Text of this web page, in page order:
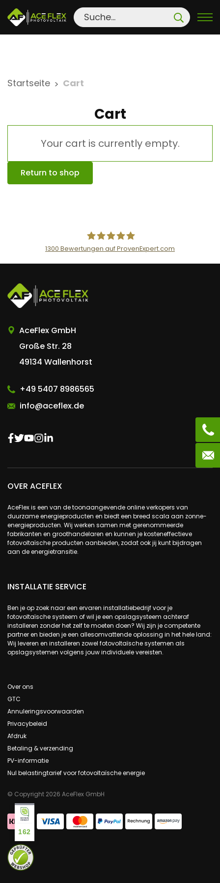
Startseite > Cart
Cart
Your cart is currently empty.
Return to shop
AceFlex GmbH
1300 Bewertungen auf ProvenExpert.com
AceFlex GmbH
Große Str. 28
49134 Wallenhorst
+49 5407 8986565
info@aceflex.de
OVER ACEFLEX
AceFlex is een van de toonaangevende online verkopers van
duurzame energieproducten en biedt een breed scala aan zonne-
energieproducten. Wij werken samen met gerenommeerde
fabrikanten en groothandelaren en kunnen je kosteneffectieve
fotovoltaïsche producten aanbieden, zodat ook jij kunt bijdragen
aan de energietransitie.
INSTALLATIE SERVICE
Ben je op zoek naar een ervaren installatiebedrijf voor je
fotovoltaïsche systeem of wil je een opslagsysteem achteraf
installeren zonder het zelf te moeten doen? Wij zijn je competente
partner en bieden je een allesomvattende oplossing in het hele land:
Wij leveren en installeren zowel fotovoltaïsche systemen als
opslagsystemen volgens jouw individuele vereisten.
Over ons
GTC
Annuleringsvoorwaarden
Privacybeleid
Afdruk
Betaling & verzending
PV-informatie
Nul belastingtarief voor fotovoltaïsche energie
© Copyright 2026 AceFlex GmbH
162